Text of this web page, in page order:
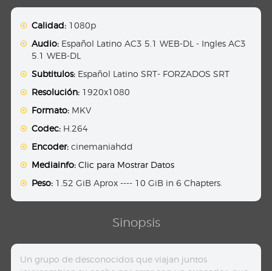
Calidad: 1080p
Audio: Español Latino AC3 5.1 WEB-DL - Ingles AC3
5.1 WEB-DL
Subtitulos: Español Latino SRT- FORZADOS SRT
Resolución: 1920x1080
Formato: MKV
Codec: H.264
Encoder: cinemaniahdd
Mediainfo: Clic para Mostrar Datos
Peso: 1.52 GiB Aprox ---- 10 GiB in 6 Chapters.
Sinopsis
Un grupo de desconocidos que viajan juntos